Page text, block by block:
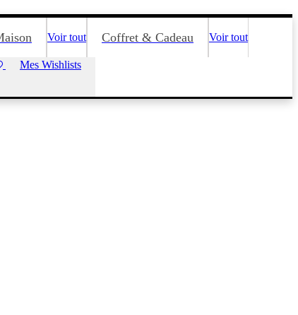
Voir tout Coffret & Cadeau Voir tout
Mes Wishlists